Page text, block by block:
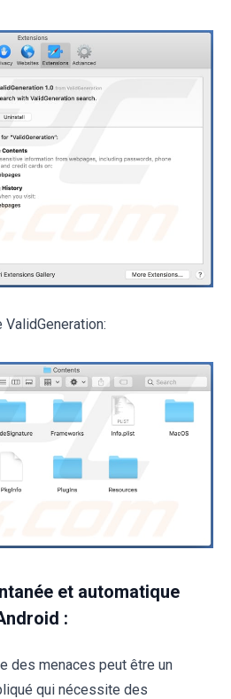
et automatique
:
des menaces peut être un
qui nécessite des